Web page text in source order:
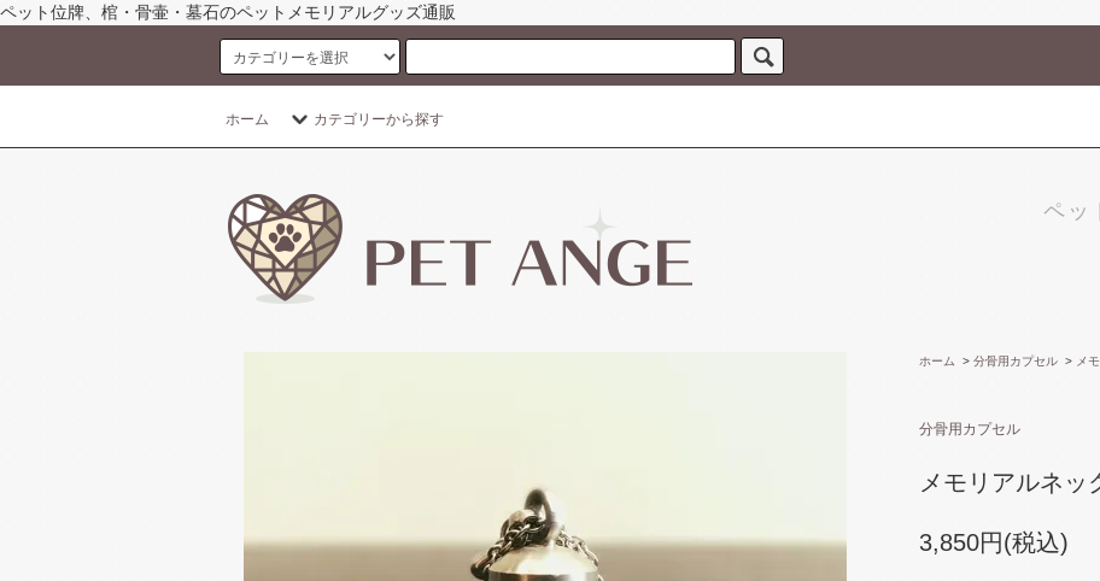
ペット位牌、棺・骨壷・墓石のペットメモリアルグッズ通販
ホーム カテゴリーから探す
ペッ
ホーム > 分骨用カプセル > メ
分骨用カプセル
メモリアルネッ
3,850円(税込)